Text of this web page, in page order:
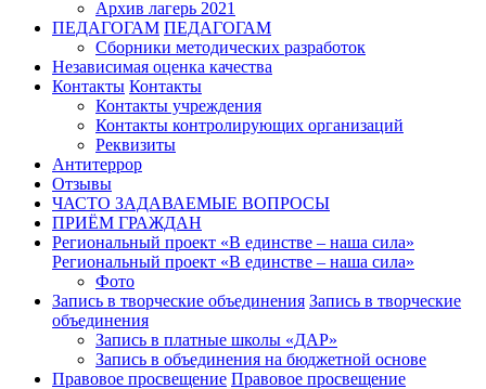
Архив лагерь 2021
ПЕДАГОГАМ ПЕДАГОГАМ
Сборники методических разработок
Независимая оценка качества
Контакты Контакты
Контакты учреждения
Контакты контролирующих организаций
Реквизиты
Антитеррор
Отзывы
ЧАСТО ЗАДАВАЕМЫЕ ВОПРОСЫ
ПРИЁМ ГРАЖДАН
Региональный проект «В единстве – наша сила»
Региональный проект «В единстве – наша сила»
Фото
Запись в творческие объединения Запись в творческие
объединения
Запись в платные школы «ДАР»
Запись в объединения на бюджетной основе
Правовое просвещение Правовое просвещение